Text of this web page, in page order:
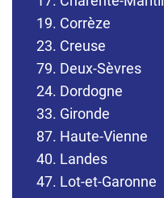
19. Corrèze
23. Creuse
79. Deux-Sèvres
24. Dordogne
33. Gironde
87. Haute-Vienne
40. Landes
47. Lot-et-Garonne